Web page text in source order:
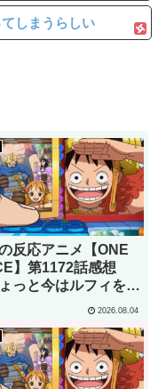
しまうらしい
反応アニメ【ONE
】第1172話感想
ょっと今はルフィを擁
2026.08.04